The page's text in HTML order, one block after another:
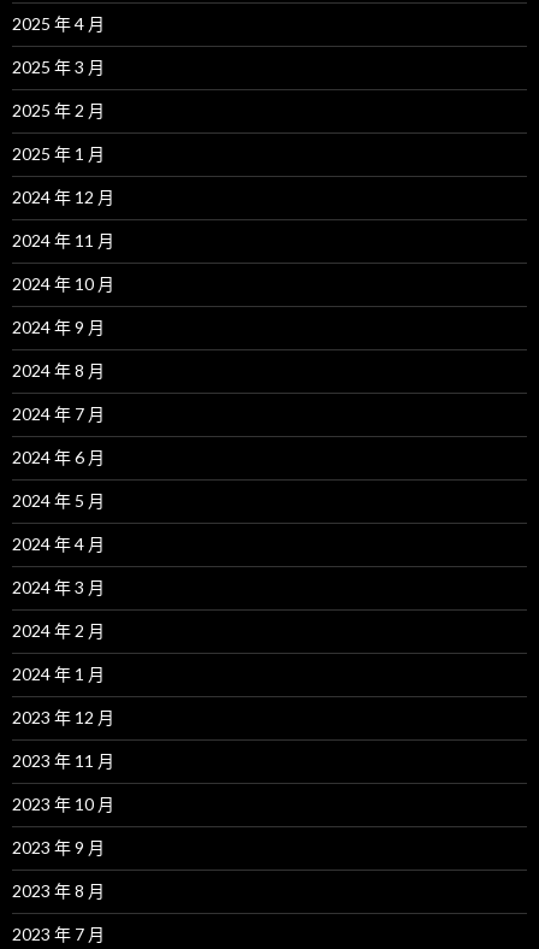
2025 年 4 月
2025 年 3 月
2025 年 2 月
2025 年 1 月
2024 年 12 月
2024 年 11 月
2024 年 10 月
2024 年 9 月
2024 年 8 月
2024 年 7 月
2024 年 6 月
2024 年 5 月
2024 年 4 月
2024 年 3 月
2024 年 2 月
2024 年 1 月
2023 年 12 月
2023 年 11 月
2023 年 10 月
2023 年 9 月
2023 年 8 月
2023 年 7 月